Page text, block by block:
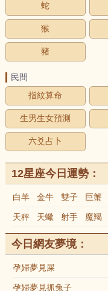
蛇
猴
豬
民間
指紋算命
生男生女預測
六爻占卜
12星座今日運勢：
白羊 金牛 雙子 巨蟹
天秤 天蠍 射手 魔羯
今日網友夢境：
孕婦夢見屎
孕婦夢見抓兔子